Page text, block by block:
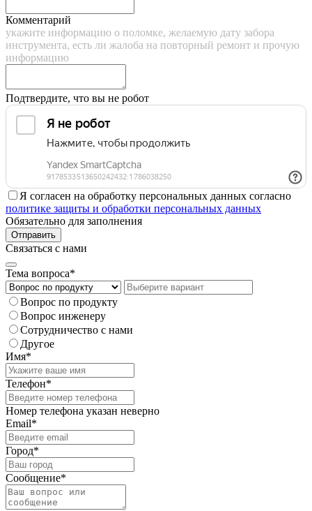
Комментарий
укажите информацию о поломке, желаемую дату забора
инструмента, есть ли жалоба на повторный ремонт и прочую
информацию
Подтвердите, что вы не робот
Я согласен на обработку персональных данных согласно
политике защиты и обработки персональных данных
Обязательно для заполнения
Отправить
Связаться с нами
Тема вопроса*
Вопрос по продукту
Вопрос инженеру
Сотрудничество с нами
Другое
Имя*
Телефон*
Номер телефона указан неверно
Email*
Город*
Сообщение*